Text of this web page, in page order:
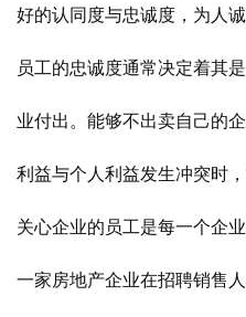
好的认同度与忠诚度，为人诚
员工的忠诚度通常决定着其
业付出。能够不出卖自己的
利益与个人利益发生冲突时
关心企业的员工是每一个企业
一家房地产企业在招聘销售